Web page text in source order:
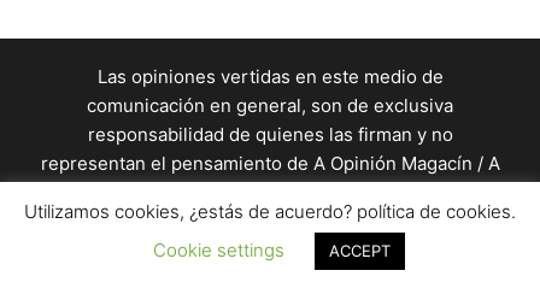
Las opiniones vertidas en este medio de
comunicación en general, son de exclusiva
responsabilidad de quienes las firman y no
representan el pensamiento de A Opinión Magacín / A
un equipo de profesionales de la comunicación. / Este
sitio está almacenado en un servidor de
Utilizamos cookies, ¿estás de acuerdo? política de cookies.
Cookie settings
ACCEPT